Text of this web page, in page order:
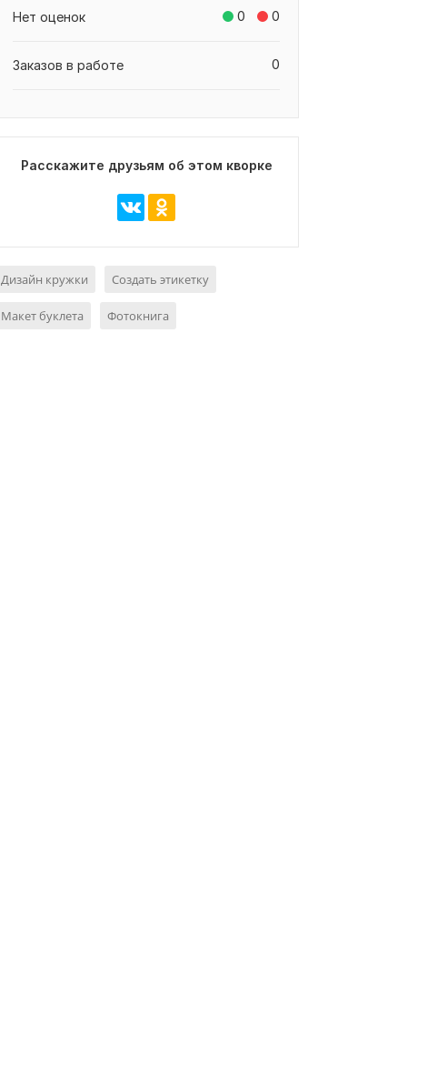
0 0
Нет оценок
0
Заказов в работе
Расскажите друзьям об этом кворке
Дизайн кружки Создать этикетку
Макет буклета Фотокнига